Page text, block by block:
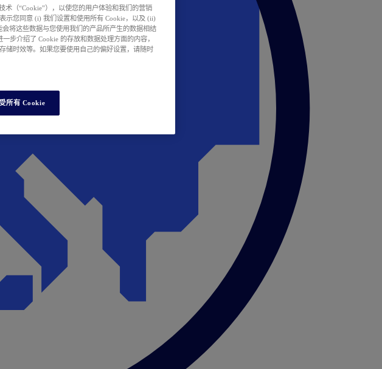
术（“Cookie”），以使您的用户体验和我们的营销
示您同意 (i) 我们设置和使用所有 Cookie，以及 (ii)
将这些数据与您使用我们的产品所产生的数据相结
一步介绍了 Cookie 的存放和数据处理方面的内容，
储时效等。如果您要使用自己的偏好设置，请随时
所有 Cookie